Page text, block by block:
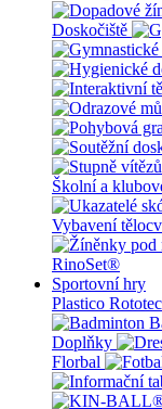
Doskočiště
Školní a
Vybavení
RinoSet®
Sportovní hry
Plastico
Doplňky
Florbal